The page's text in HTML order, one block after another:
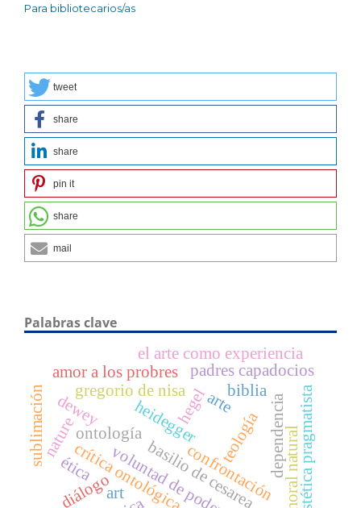
Para bibliotecarios/as
tweet
share
share
pin it
share
mail
Palabras clave
biblia
teología
heidegger
hegel
ontología
confrontación
padres capadocios
basilio de cesarea
gregorio de nisa
amor a los probres
dependencia
voluntad de poder
crítica ontológica
diálogo
ética moral natural
dewey arte
art
nature estética pragmatista
el arte como experiencia
sublimación